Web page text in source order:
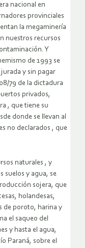
nacional en
provinciales
la megaminería
nuestros recursos
Y
de 1993 se
y sin pagar
79 de la dictadura
privados,
, que tiene su
donde se llevan al
no declarados , que
naturales , y
suelos y agua, se
sojera, que
holandesas,
de poroto, harina y
el saqueo del
y hasta el agua,
Paraná, sobre el